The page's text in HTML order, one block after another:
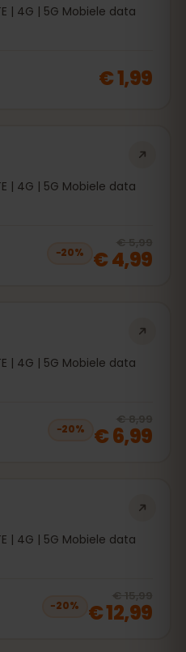
| 4G | 5G Mobiele data
€ 1,99
| 4G | 5G Mobiele data
−20%
€ 5,99
€ 4,99
| 4G | 5G Mobiele data
−20%
€ 8,99
€ 6,99
| 4G | 5G Mobiele data
−20%
€ 15,99
€ 12,99